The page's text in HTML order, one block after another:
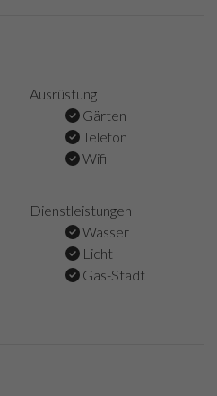
Ausrüstung
Gärten
Telefon
Wifi
Dienstleistungen
Wasser
Licht
Gas-Stadt